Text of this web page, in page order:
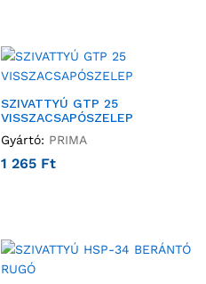
SZIVATTYÚ GTP 25
VISSZACSAPÓSZELEP
Gyártó: PRIMA
1 265 Ft